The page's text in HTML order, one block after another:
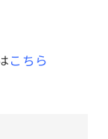
こちら